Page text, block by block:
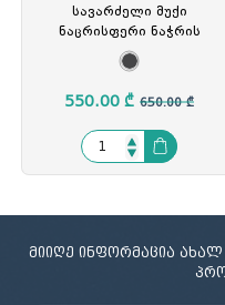
სავარძელი მუქი
ნაცრისფერი ნაჭრის
ზედაპირით, მეტალის
ბაზით(D68სმ), 2D
სახელურით, სიმაღლის
რეგულირება, გორგ(D5სმ),
AG-2186/Dark grey,
AG-‎900014
550.00 ₾ 650.00 ₾
მიიღე ინფორმაცია